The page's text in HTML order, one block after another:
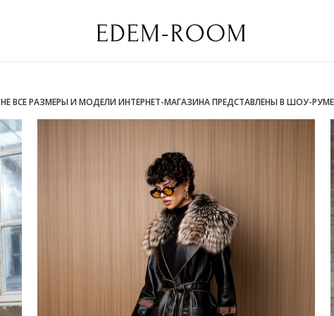
НЕ ВСЕ РАЗМЕРЫ И МОДЕЛИ ИНТЕРНЕТ-МАГАЗИНА ПРЕДСТАВЛЕНЫ В ШОУ-РУМЕ